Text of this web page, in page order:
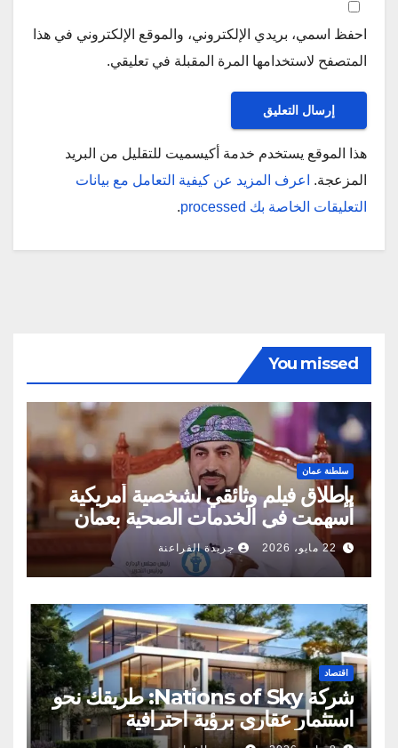
احفظ اسمي، بريدي الإلكتروني، والموقع الإلكتروني في هذا
المتصفح لاستخدامها المرة المقبلة في تعليقي.
هذا الموقع يستخدم خدمة أكيسميت للتقليل من البريد
المزعجة.
اعرف المزيد عن كيفية التعامل مع بيانات
التعليقات الخاصة بك processed
.
You missed
سلطنة عمان
بإطلاق فيلم وثائقي لشخصية أمريكية
أسهمت في الخدمات الصحية بعمان
22 مايو، 2026 جريدة الفراعنة
اقتصاد
شركة Nations of Sky: طريقك نحو
استثمار عقاري برؤية احترافية